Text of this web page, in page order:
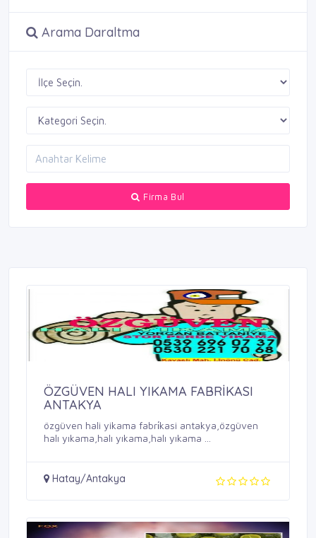
Arama Daraltma
Firma Bul
ÖZGÜVEN HALI YIKAMA FABRİKASI
ANTAKYA
özgüven hali yikama fabri̇kasi antakya,özgüven
halı yıkama,halı yıkama,halı yıkama ...
Hatay/Antakya